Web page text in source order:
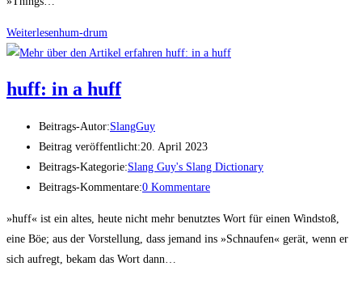
Weiterlesenhum-drum
huff: in a huff
Beitrags-Autor:SlangGuy
Beitrag veröffentlicht:20. April 2023
Beitrags-Kategorie:Slang Guy's Slang Dictionary
Beitrags-Kommentare:0 Kommentare
»huff« ist ein altes, heute nicht mehr benutztes Wort für einen Windstoß,
eine Böe; aus der Vorstellung, dass jemand ins »Schnaufen« gerät, wenn er
sich aufregt, bekam das Wort dann…